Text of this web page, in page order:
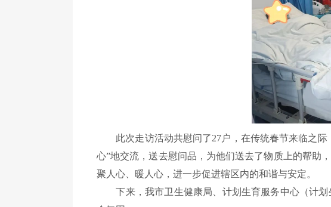
此次走访活动共慰问了27户，在传统春节来临之际
心”地交流，送去慰问品，为他们送去了物质上的帮助
聚人心、暖人心，进一步促进辖区内的和谐与安定。
下来，我市卫生健康局、计划生育服务中心（计划